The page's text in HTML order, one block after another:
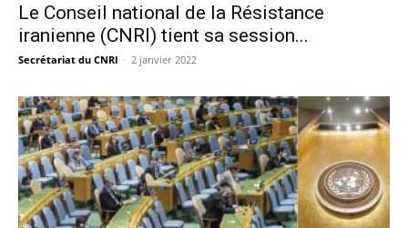
Le Conseil national de la Résistance
iranienne (CNRI) tient sa session...
Secrétariat du CNRI - 2 janvier 2022